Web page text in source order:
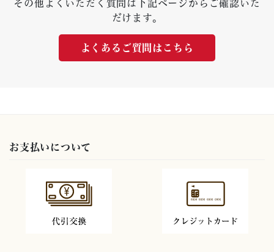
その他よくいただく質問は下記ページからご確認いた
だけます。
よくあるご質問はこちら
お支払いについて